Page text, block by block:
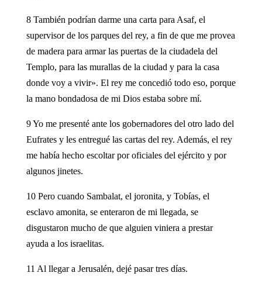
8 También podrían darme una carta para Asaf, el
supervisor de los parques del rey, a fin de que me provea
de madera para armar las puertas de la ciudadela del
Templo, para las murallas de la ciudad y para la casa
donde voy a vivir». El rey me concedió todo eso, porque
la mano bondadosa de mi Dios estaba sobre mí.
9 Yo me presenté ante los gobernadores del otro lado del
Eufrates y les entregué las cartas del rey. Además, el rey
me había hecho escoltar por oficiales del ejército y por
algunos jinetes.
10 Pero cuando Sambalat, el joronita, y Tobías, el
esclavo amonita, se enteraron de mi llegada, se
disgustaron mucho de que alguien viniera a prestar
ayuda a los israelitas.
11 Al llegar a Jerusalén, dejé pasar tres días.